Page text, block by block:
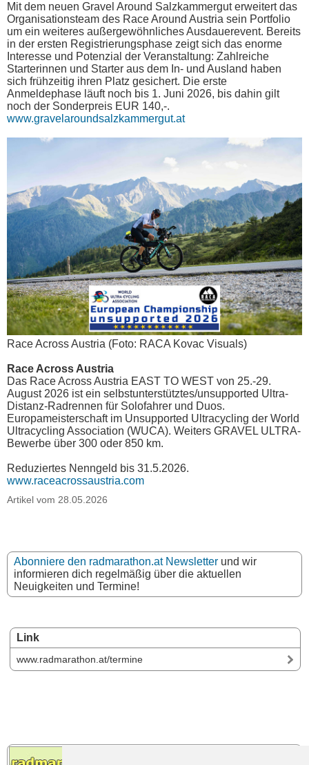
Link
www.radmarathon.at/termine
Mit dem neuen Gravel Around Salzkammergut erweitert das
Organisationsteam des Race Around Austria sein Portfolio
um ein weiteres außergewöhnliches Ausdauerevent. Bereits
in der ersten Registrierungsphase zeigt sich das enorme
Interesse und Potenzial der Veranstaltung: Zahlreiche
Starterinnen und Starter aus dem In- und Ausland haben
sich frühzeitig ihren Platz gesichert. Die erste
Anmeldephase läuft noch bis 1. Juni 2026, bis dahin gilt
noch der Sonderpreis EUR 140,-.
www.gravelaroundsalzkammergut.at
Race Across Austria (Foto: RACA Kovac Visuals)
Race Across Austria
Das Race Across Austria EAST TO WEST von 25.-29.
August 2026 ist ein selbstunterstütztes/unsupported Ultra-
Distanz-Radrennen für Solofahrer und Duos.
Europameisterschaft im Unsupported Ultracycling der World
Ultracycling Association (WUCA). Weiters GRAVEL ULTRA-
Bewerbe über 300 oder 850 km.
Reduziertes Nenngeld bis 31.5.2026.
www.raceacrossaustria.com
Artikel vom 28.05.2026
Abonniere den radmarathon.at Newsletter und wir
informieren dich regelmäßig über die aktuellen
Neuigkeiten und Termine!